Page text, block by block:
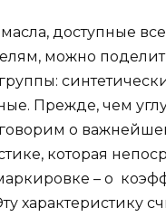
доступные
можно
Прежде, чем
о
которая
– о
характеристику